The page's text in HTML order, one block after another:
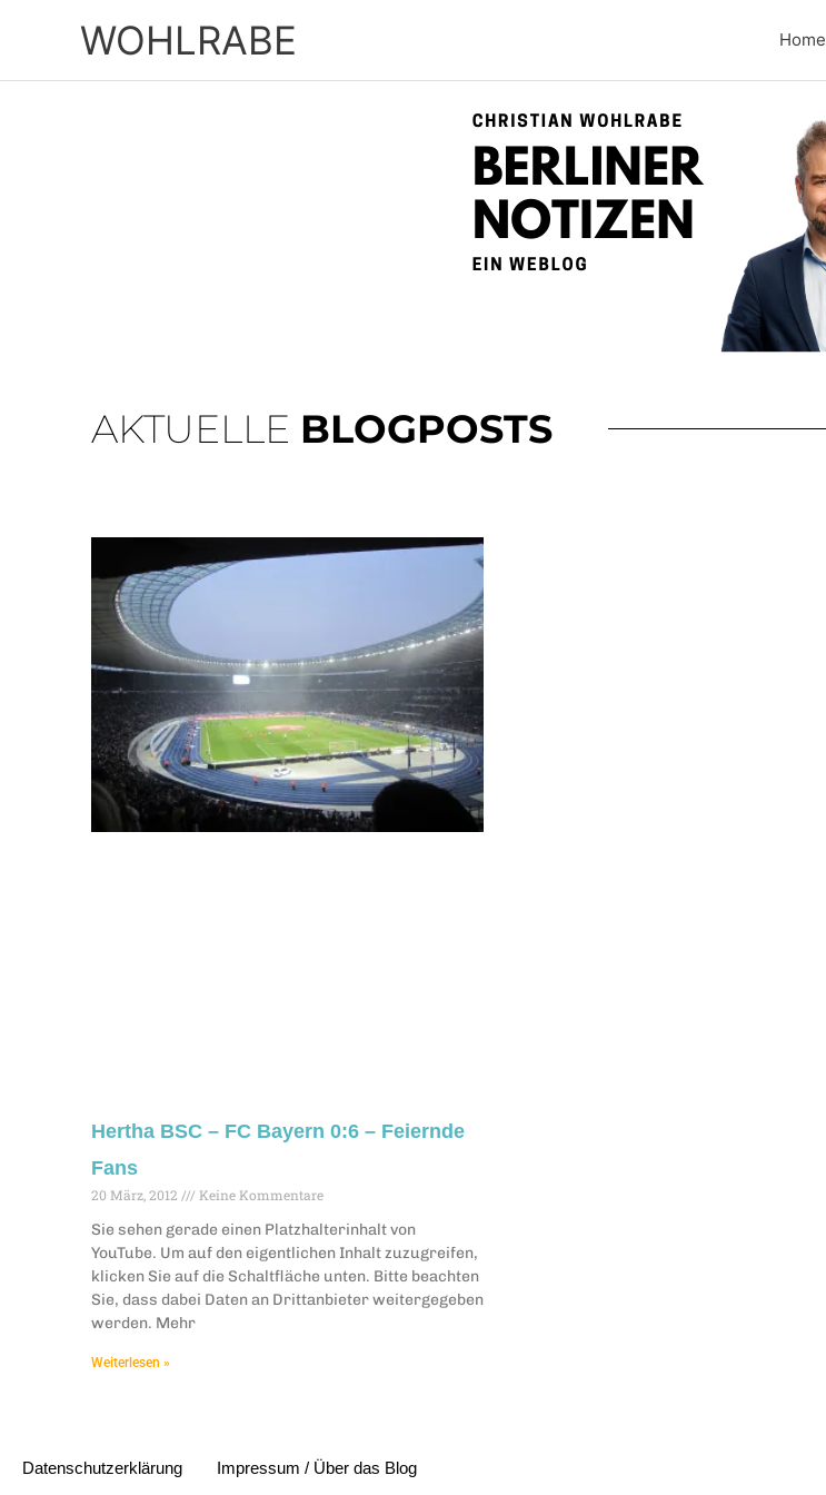
WOHLRABE Home
AKTUELLE BLOGPOSTS
Hertha BSC – FC Bayern 0:6 – Feiernde
Fans
20 März, 2012 Keine Kommentare
Sie sehen gerade einen Platzhalterinhalt von
YouTube. Um auf den eigentlichen Inhalt zuzugreifen,
klicken Sie auf die Schaltfläche unten. Bitte beachten
Sie, dass dabei Daten an Drittanbieter weitergegeben
werden. Mehr
Weiterlesen »
Datenschutzerklärung Impressum / Über das Blog